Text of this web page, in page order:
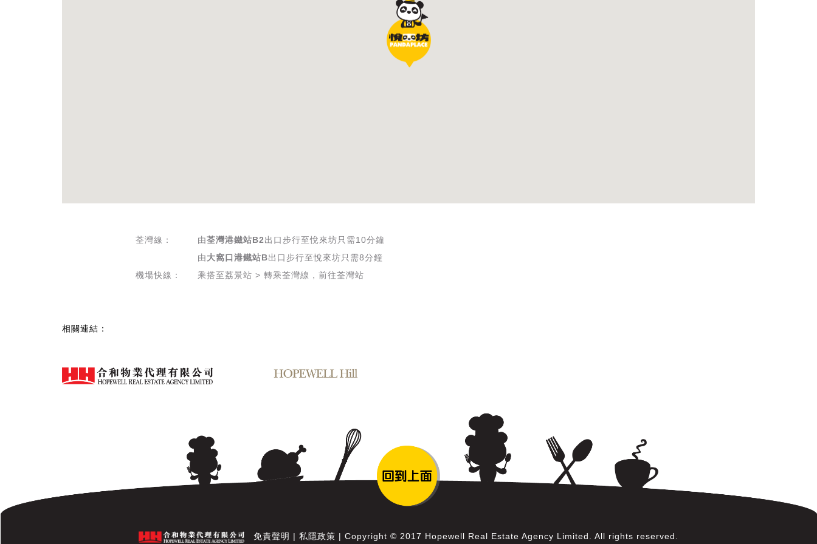
荃灣線： 由荃灣港鐵站B2出口步行至悅來坊只需10分鐘
由大窩口港鐵站B出口步行至悅來坊只需8分鐘
機場快線：
乘搭至荔景站 > 轉乘荃灣線，前往荃灣站
相關連結：
免責聲明 |私隱政策 |Copyright © 2017 Hopewell Real Estate Agency Limited. All rights reserved.